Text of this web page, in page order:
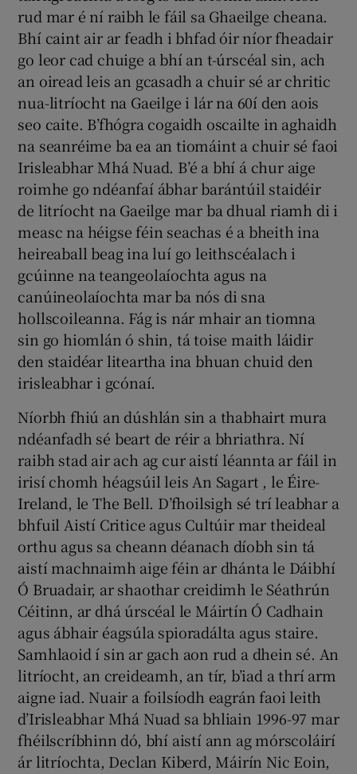
rud mar é ní raibh le fáil sa Ghaeilge cheana.
Bhí caint air ar feadh i bhfad óir níor fheadair
go leor cad chuige a bhí an t-úrscéal sin, ach
an oiread leis an gcasadh a chuir sé ar chritic
nua-litríocht na Gaeilge i lár na 60í den aois
seo caite. B’fhógra cogaidh oscailte in aghaidh
na seanréime ba ea an tiomáint a chuir sé faoi
Irisleabhar Mhá Nuad. B’é a bhí á chur aige
roimhe go ndéanfaí ábhar barántúil staidéir
de litríocht na Gaeilge mar ba dhual riamh di i
measc na héigse féin seachas é a bheith ina
heireaball beag ina luí go leithscéalach i
gcúinne na teangeolaíochta agus na
canúineolaíochta mar ba nós di sna
hollscoileanna. Fág is nár mhair an tiomna
sin go hiomlán ó shin, tá toise maith láidir
den staidéar liteartha ina bhuan chuid den
irisleabhar i gcónaí.
Níorbh fhiú an dúshlán sin a thabhairt mura
ndéanfadh sé beart de réir a bhriathra. Ní
raibh stad air ach ag cur aistí léannta ar fáil in
irisí chomh héagsúil leis An Sagart , le Éire-
Ireland, le The Bell. D’fhoilsigh sé trí leabhar a
bhfuil Aistí Critice agus Cultúir mar theideal
orthu agus sa cheann déanach díobh sin tá
aistí machnaimh aige féin ar dhánta le Dáibhí
Ó Bruadair, ar shaothar creidimh le Séathrún
Céitinn, ar dhá úrscéal le Máirtín Ó Cadhain
agus ábhair éagsúla spioradálta agus staire.
Samhlaoid í sin ar gach aon rud a dhein sé. An
litríocht, an creideamh, an tír, b’iad a thrí arm
aigne iad. Nuair a foilsíodh eagrán faoi leith
d’Irisleabhar Mhá Nuad sa bhliain 1996-97 mar
fhéilscríbhinn dó, bhí aistí ann ag mórscoláirí
ár litríochta, Declan Kiberd, Máirín Nic Eoin,